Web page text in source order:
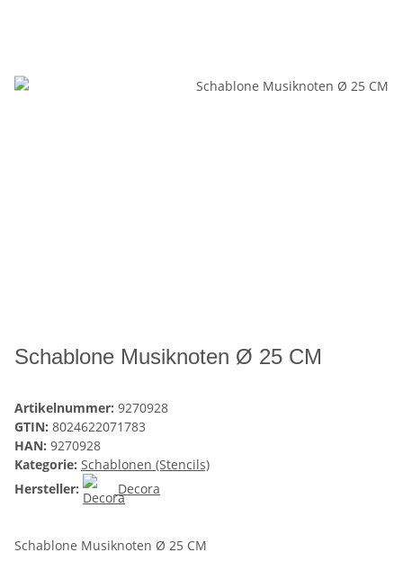
Schablone Musiknoten Ø 25 CM
Artikelnummer: 9270928
GTIN: 8024622071783
HAN: 9270928
Kategorie: Schablonen (Stencils)
Hersteller:
Decora
Schablone Musiknoten Ø 25 CM